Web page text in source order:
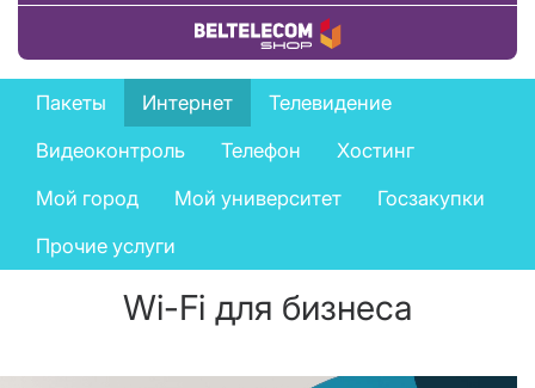
Купить товар
Business
services
menu
Пакеты Интернет
Телевидение
Видеоконтроль
Телефон
Хостинг
Мой город
Мой университет
Госзакупки
Прочие услуги
Wi-Fi для бизнеса